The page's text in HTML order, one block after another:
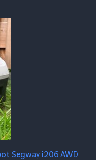
Segway i206 AWD